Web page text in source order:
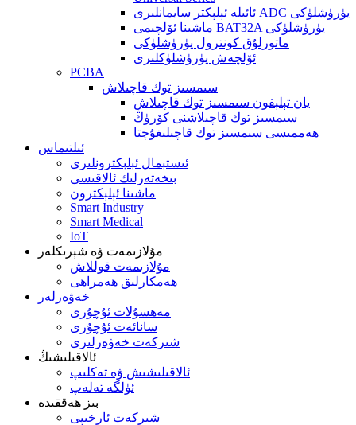
ئائىلە ئېلېكتر سايمانلىرى ADC يۈرۈشلۈكى
ماشىنا ئۆلچىمى BAT32A يۈرۈشلۈكى
ماتورلۇق كونترول يۈرۈشلۈكى
ئۆلچەش يۈرۈشلۈكلىرى
PCBA
سىمسىز توك قاچىلاش
يان تېلېفون سىمسىز توك قاچىلاش
سىمسىز توك قاچىلاشنى كۆرۈڭ
ھەممىسى سىمسىز توك قاچىلىغۇچتا
ئىلتىماس
ئىستېمال ئېلېكترونلىرى
بىخەتەرلىك ئالاقىسى
ماشىنا ئېلېكترون
Smart Industry
Smart Medical
IoT
مۇلازىمەت ۋە شېرىكلەر
مۇلازىمەت قوللاش
ھەمكارلىق ھەمراھى
خەۋەرلەر
مەھسۇلات ئۇچۇرى
سانائەت ئۇچۇرى
شىركەت خەۋەرلىرى
ئالاقىلىشىڭ
ئالاقىلىشىش ۋە تەكلىپ
ئۈلگە تەلەپ
بىز ھەققىدە
شىركەت ئارخىپى